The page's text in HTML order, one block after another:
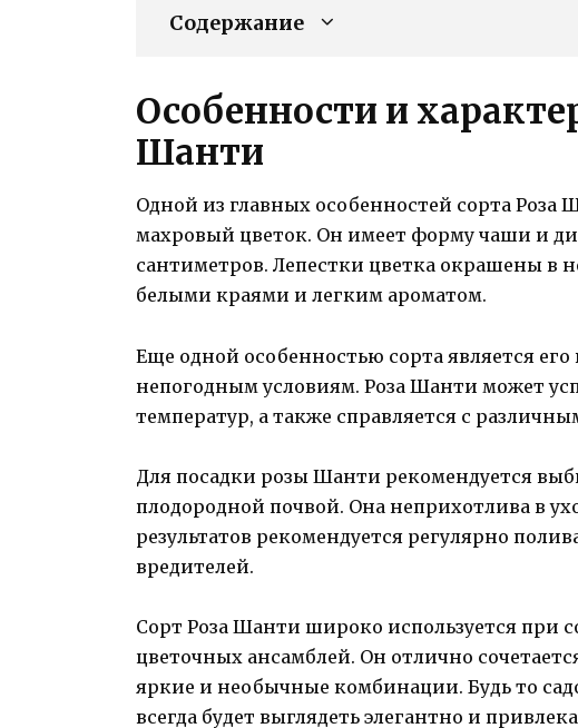
Содержание
Особенности и
Шанти
Одной из главных особенностей сорта Роза
махровый цветок. Он имеет форму чаши и
сантиметров. Лепестки цветка окрашены в
белыми краями и легким ароматом.
Еще одной особенностью сорта является
непогодным условиям. Роза Шанти может
температур, а также справляется с
Для посадки розы Шанти рекомендуется
плодородной почвой. Она неприхотлива в
результатов рекомендуется регулярно
вредителей.
Сорт Роза Шанти широко используется при
цветочных ансамблей. Он отлично
яркие и необычные комбинации. Будь то
всегда будет выглядеть элегантно и